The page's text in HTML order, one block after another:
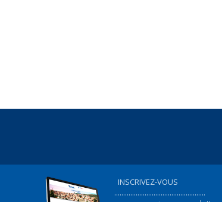
INSCRIVEZ-VOUS
...................................................